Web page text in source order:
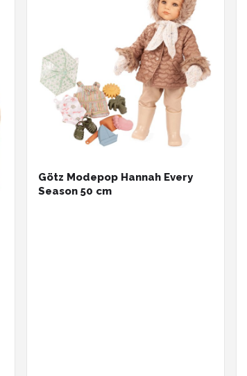
Götz Modepop Hannah Every
Season 50 cm